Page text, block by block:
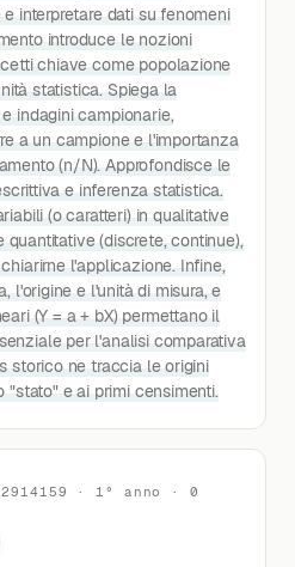
interpretare dati su fenomeni
introduce le nozioni
chiave come popolazione
statistica. Spiega la
indagini campionarie,
a un campione e l'importanza
(n/N). Approfondisce le
e inferenza statistica.
(o caratteri) in qualitative
quantitative (discrete, continue),
l'applicazione. Infine,
l'origine e l'unità di misura, e
(Y = a + bX) permettano il
per l'analisi comparativa
storico ne traccia le origini
e ai primi censimenti.
· 1° anno · 0